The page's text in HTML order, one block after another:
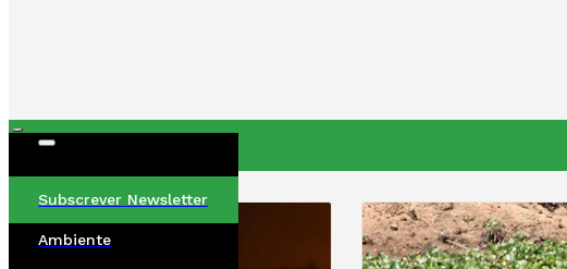
Subscrever Newsletter
Ambiente